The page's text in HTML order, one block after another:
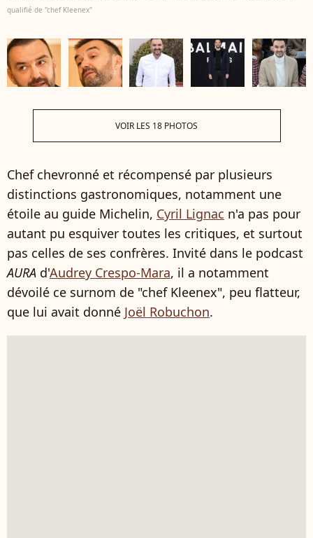
qualifié de "chef Kleenex"
VOIR LES 18 PHOTOS
Chef chevronné et récompensé par plusieurs
distinctions gastronomiques, notamment une
étoile au guide Michelin, Cyril Lignac n'a pas pour
autant pu esquiver toutes les critiques, et surtout
pas celles de ses confrères. Invité dans le podcast
AURA d'Audrey Crespo-Mara, il a notamment
dévoilé ce surnom de "chef Kleenex", peu flatteur,
que lui avait donné Joël Robuchon.